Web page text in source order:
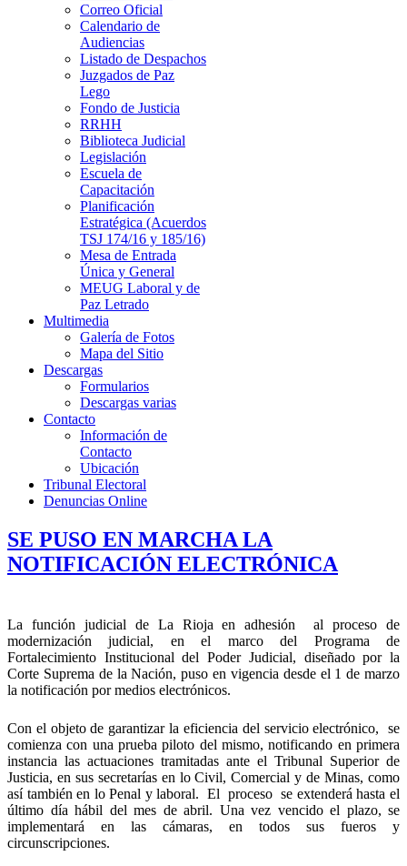
Correo Oficial
Calendario de
Audiencias
Listado de Despachos
Juzgados de Paz
Lego
Fondo de Justicia
RRHH
Biblioteca Judicial
Legislación
Escuela de
Capacitación
Planificación
Estratégica (Acuerdos
TSJ 174/16 y 185/16)
Mesa de Entrada
Única y General
MEUG Laboral y de
Paz Letrado
Multimedia
Galería de Fotos
Mapa del Sitio
Descargas
Formularios
Descargas varias
Contacto
Información de
Contacto
Ubicación
Tribunal Electoral
Denuncias Online
SE PUSO EN MARCHA LA
NOTIFICACIÓN ELECTRÓNICA
La función judicial de La Rioja en adhesión al proceso de
modernización judicial, en el marco del Programa de
Fortalecimiento Institucional del Poder Judicial, diseñado por la
Corte Suprema de la Nación, puso en vigencia desde el 1 de marzo
la notificación por medios electrónicos.
Con el objeto de garantizar la eficiencia del servicio electrónico, se
comienza con una prueba piloto del mismo, notificando en primera
instancia las actuaciones tramitadas ante el Tribunal Superior de
Justicia, en sus secretarías en lo Civil, Comercial y de Minas, como
así también en lo Penal y laboral. El proceso se extenderá hasta el
último día hábil del mes de abril. Una vez vencido el plazo, se
implementará en las cámaras, en todos sus fueros y
circunscripciones.